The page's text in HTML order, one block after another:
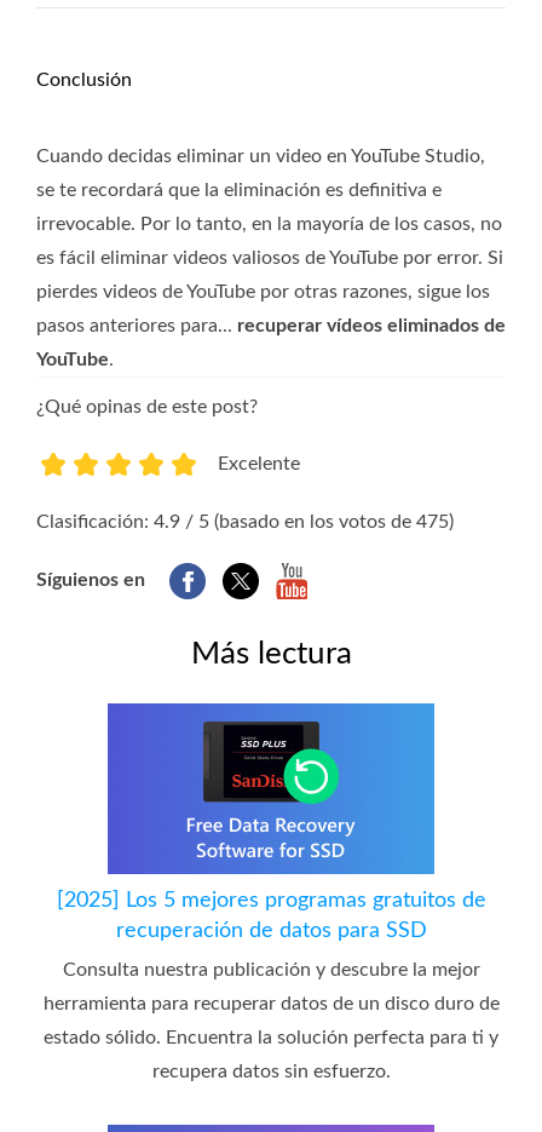
Conclusión
Cuando decidas eliminar un video en YouTube Studio,
se te recordará que la eliminación es definitiva e
irrevocable. Por lo tanto, en la mayoría de los casos, no
es fácil eliminar videos valiosos de YouTube por error. Si
pierdes videos de YouTube por otras razones, sigue los
pasos anteriores para... recuperar vídeos eliminados de
YouTube.
¿Qué opinas de este post?
Excelente
Clasificación: 4.9 / 5 (basado en los votos de 475)
Síguienos en
Más lectura
[2025] Los 5 mejores programas gratuitos de
recuperación de datos para SSD
Consulta nuestra publicación y descubre la mejor
herramienta para recuperar datos de un disco duro de
estado sólido. Encuentra la solución perfecta para ti y
recupera datos sin esfuerzo.